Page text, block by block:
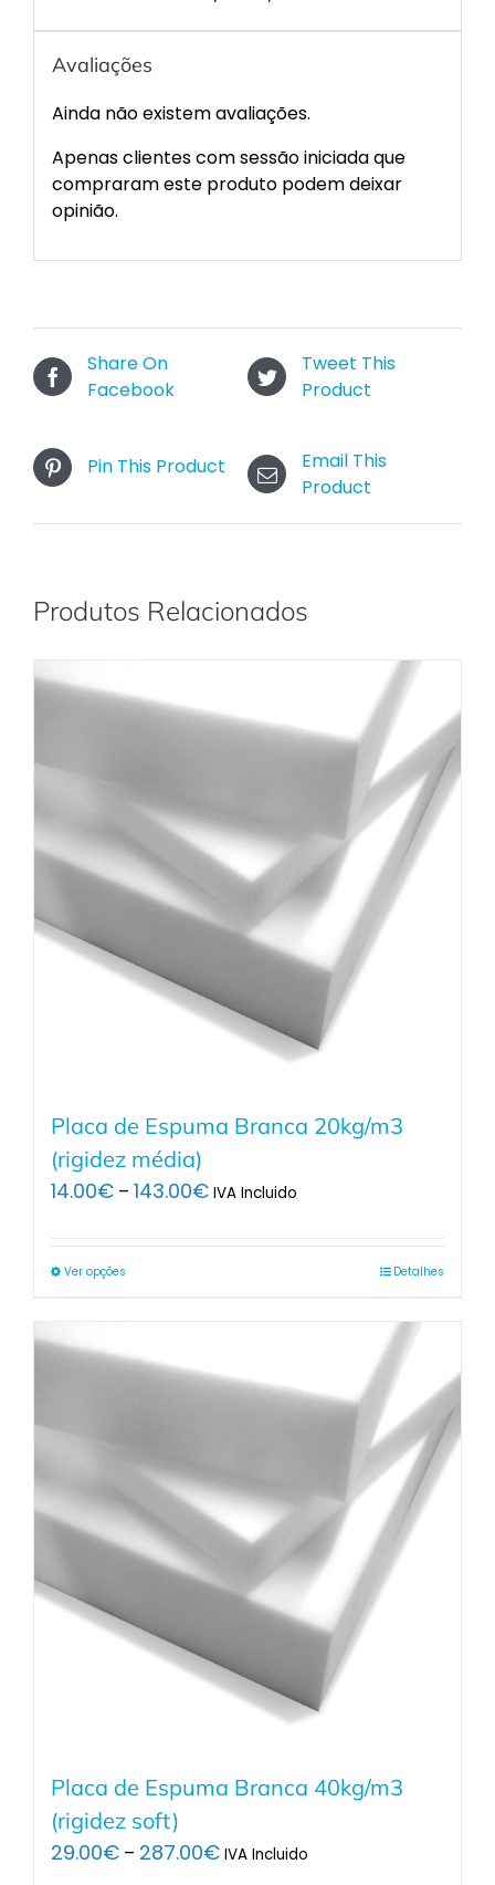
Avaliações
Ainda não existem avaliações.
Apenas clientes com sessão iniciada que
compraram este produto podem deixar
opinião.
Share On
Facebook
Tweet This
Product
Pin This Product
Email This
Product
Produtos Relacionados
Placa de Espuma Branca 20kg/m3
(rigidez média)
14.00€ – 143.00€Price
IVA Incluido
Ver opções Detalhes
Placa de Espuma Branca 40kg/m3
(rigidez soft)
29.00€ – 287.00€Price
IVA Incluido